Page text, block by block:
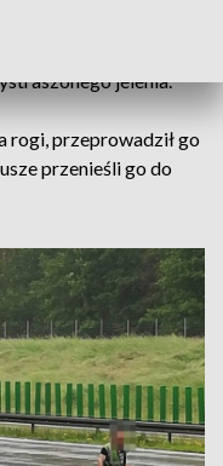
jelenia.
rogi, przeprowadził go
przenieśli go do